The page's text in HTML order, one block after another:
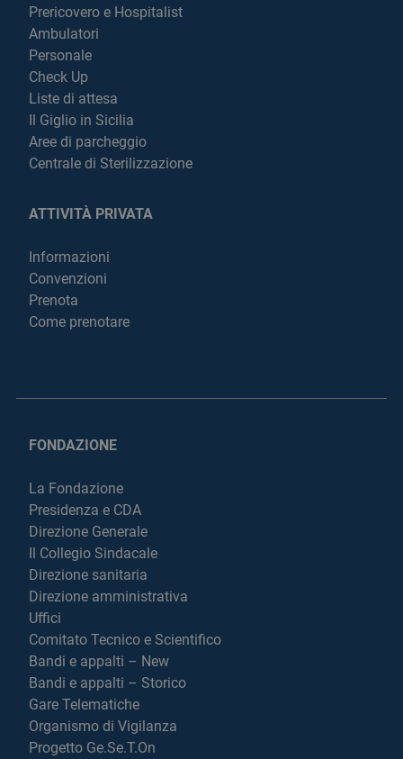
Prericovero e Hospitalist
Ambulatori
Personale
Check Up
Liste di attesa
Il Giglio in Sicilia
Aree di parcheggio
Centrale di Sterilizzazione
ATTIVITÀ PRIVATA
Informazioni
Convenzioni
Prenota
Come prenotare
FONDAZIONE
La Fondazione
Presidenza e CDA
Direzione Generale
Il Collegio Sindacale
Direzione sanitaria
Direzione amministrativa
Uffici
Comitato Tecnico e Scientifico
Bandi e appalti – New
Bandi e appalti – Storico
Gare Telematiche
Organismo di Vigilanza
Progetto Ge.Se.T.On